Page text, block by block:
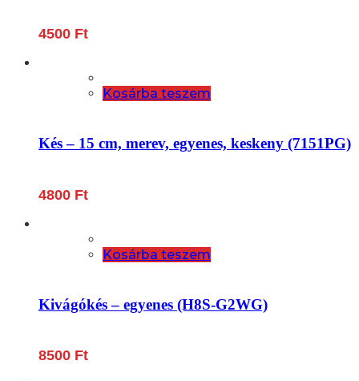
4500 Ft
Kosárba teszem
Kés – 15 cm, merev, egyenes, keskeny (7151PG)
4800 Ft
Kosárba teszem
Kivágókés – egyenes (H8S-G2WG)
8500 Ft